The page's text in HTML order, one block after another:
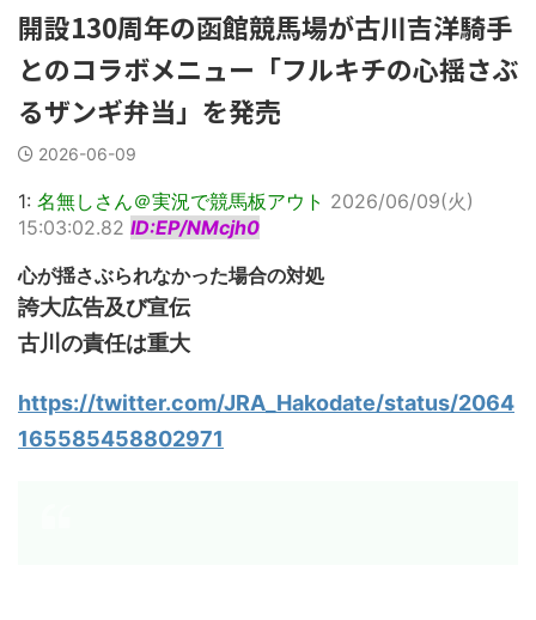
開設130周年の函館競馬場が古川吉洋騎手
とのコラボメニュー「フルキチの心揺さぶ
るザンギ弁当」を発売
2026-06-09
1: 名無しさん＠実況で競馬板アウト 2026/06/09(火)
15:03:02.82 ID:EP/NMcjh0
心が揺さぶられなかった場合の対処
誇大広告及び宣伝
古川の責任は重大
https://twitter.com/JRA_Hakodate/status/2064
165585458802971